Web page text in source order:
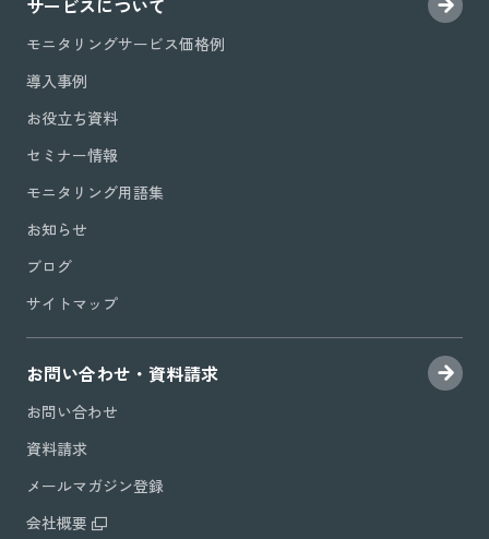
サービスについて
モニタリングサービス価格例
導入事例
お役立ち資料
セミナー情報
モニタリング用語集
お知らせ
ブログ
サイトマップ
お問い合わせ・資料請求
お問い合わせ
資料請求
メールマガジン登録
会社概要